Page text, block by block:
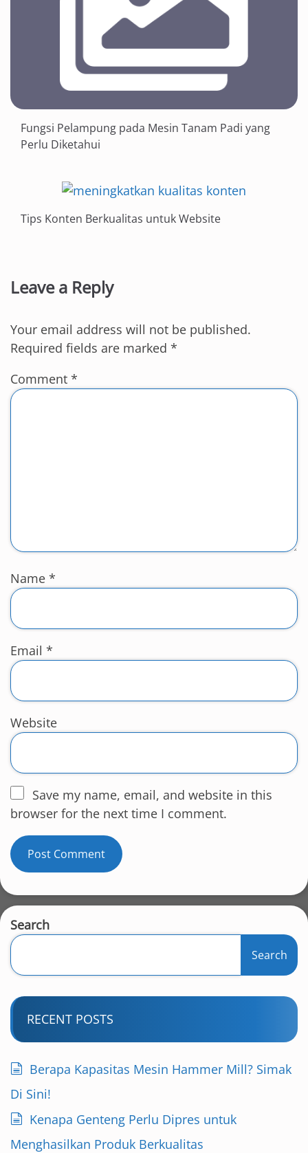
Fungsi Pelampung pada Mesin Tanam Padi yang
Perlu Diketahui
Tips Konten Berkualitas untuk Website
Leave a Reply
Your email address will not be published.
Required fields are marked *
Comment *
Name *
Email *
Website
Save my name, email, and website in this
browser for the next time I comment.
Search
Search
RECENT POSTS
Berapa Kapasitas Mesin Hammer Mill? Simak
Di Sini!
Kenapa Genteng Perlu Dipres untuk
Menghasilkan Produk Berkualitas